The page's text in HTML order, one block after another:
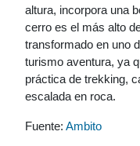
altura, incorpora una
cerro es el más alto
transformado en uno
turismo aventura, ya
práctica de trekking,
escalada en roca.
Fuente: Ambito